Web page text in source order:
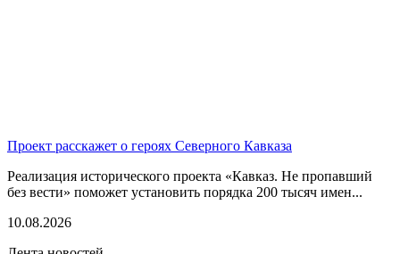
Проект расскажет о героях Северного Кавказа
Реализация исторического проекта «Кавказ. Не пропавший
без вести» поможет установить порядка 200 тысяч имен...
10.08.2026